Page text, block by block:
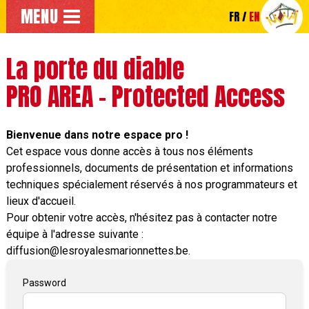
Go to the main menu
Go directly to the main content of the page
MENU FR EN
La porte du diable
PRO AREA - Protected Access
Bienvenue dans notre espace pro !
Cet espace vous donne accès à tous nos éléments
professionnels, documents de présentation et informations
techniques spécialement réservés à nos programmateurs et
lieux d'accueil.
Pour obtenir votre accès, n'hésitez pas à contacter notre
équipe à l'adresse suivante :
diffusion@lesroyalesmarionnettes.be.
Password